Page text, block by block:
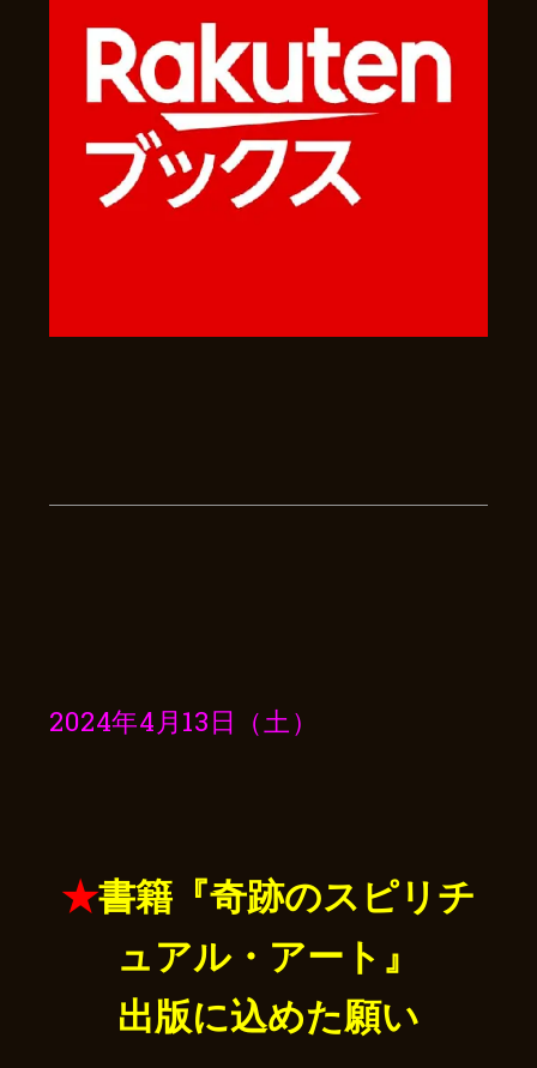
2024年4月13日（土）
★書籍『奇跡のスピリチ
ュアル・アート』
出版に込めた願い